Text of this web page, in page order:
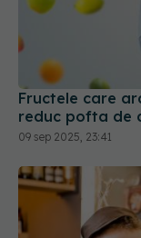
Fructele care
reduc pofta de
09 sep 2025, 23:41